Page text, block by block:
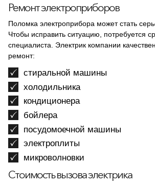
Ремонт электроприборов
Поломка электроприбора может стать
Чтобы исправить ситуацию, потребуется
специалиста. Электрик компании
ремонт:
стиральной машины
холодильника
кондиционера
бойлера
посудомоечной машины
электроплиты
микроволновки
Стоимость вызова электрика